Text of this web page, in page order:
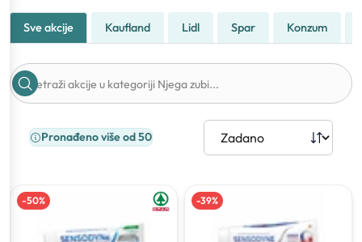
Sve akcije Kaufland Lidl Spar Konzum
Pronađeno više od 50
-50% -39%